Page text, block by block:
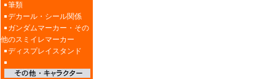
筆類
デカール・シール関係
ガンダムマーカー・その
他のスミイレマーカー
ディスプレイスタンド